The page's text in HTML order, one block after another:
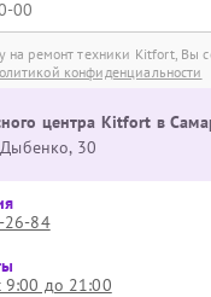
на ремонт техники Kitfort, Вы
конфиденциальности
центра Kitfort в
Дыбенко, 30
26-84
9:00 до 21:00